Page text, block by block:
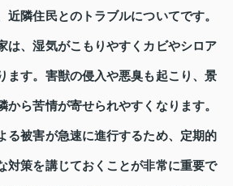
近隣住民とのトラブルについてです。
は、湿気がこもりやすくカビやシロア
ます。害獣の侵入や悪臭も起こり、景
から苦情が寄せられやすくなります。
る被害が急速に進行するため、定期的
対策を講じておくことが非常に重要で